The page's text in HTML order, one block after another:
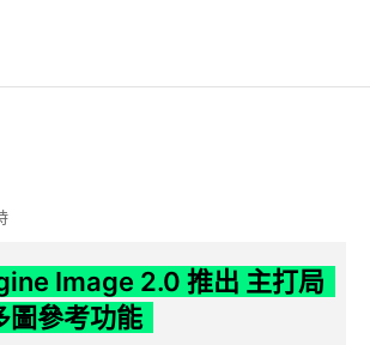
Image 2.0 推出 主打局
圖參考功能